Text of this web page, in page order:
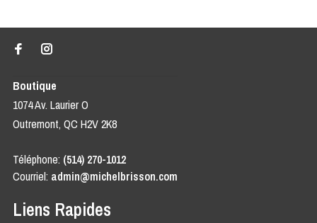
Boutique
1074 Av. Laurier O
Outremont, QC H2V 2K8
Téléphone: (514) 270-1012
Courriel: admin@michelbrisson.com
Liens Rapides